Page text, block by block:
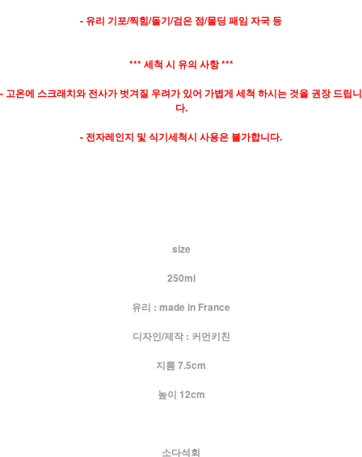
- 유리 기포/찍힘/돌기/검은 점/몰딩 패임 자국 등
*** 세척 시 유의 사항 ***
- 고온에 스크래치와 전사가 벗겨질 우려가 있어 가볍게 세척 하시는 것을 권장 드립니
다.
- 전자레인지 및 식기세척시 사용은 불가합니다.
size
250ml
유리 : made in France
디자인/제작 : 커먼키친
지름 7.5cm
높이 12cm
소다석회